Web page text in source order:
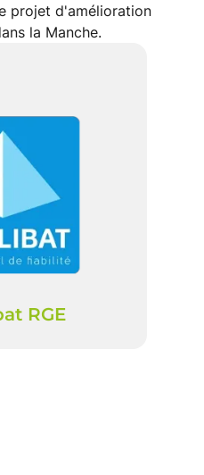
projet d'amélioration
la Manche.
RGE